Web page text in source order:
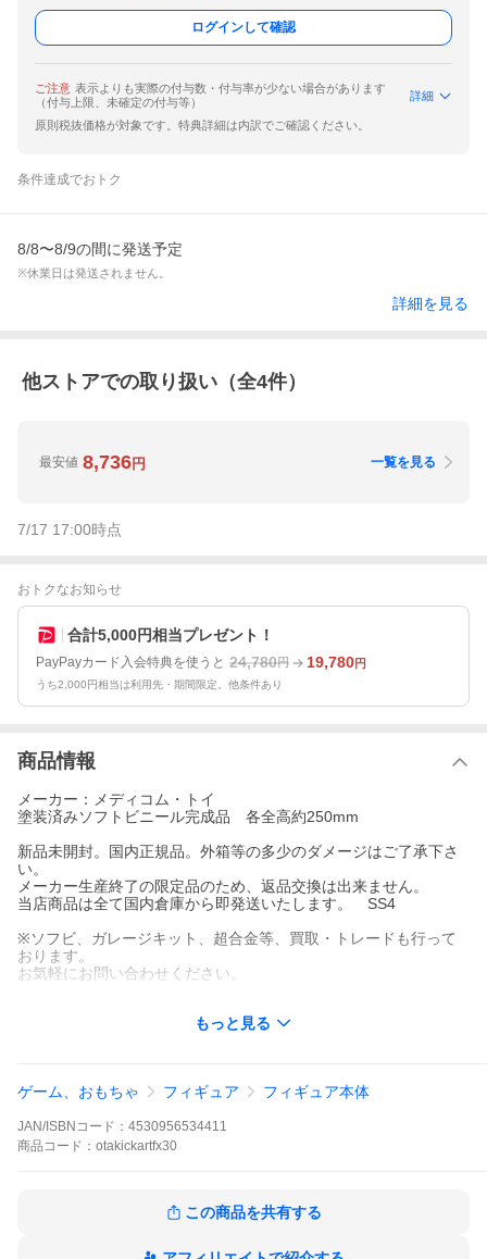
ログインして確認
ご注意 表示よりも実際の付与数・付与率が少ない場合があります
（付与上限、未確定の付与等）
詳細
原則税抜価格が対象です。特典詳細は内訳でご確認ください。
条件達成でおトク
8/8〜8/9の間に発送予定
※休業日は発送されません。
詳細を見る
他ストアでの取り扱い（全4件）
最安値 8,736円 一覧を見る
7/17 17:00時点
おトクなお知らせ
合計5,000円相当プレゼント！
PayPayカード入会特典を使うと 24,780円 19,780円
うち2,000円相当は利用先・期間限定。他条件あり
商品情報
メーカー：メディコム・トイ
塗装済みソフトビニール完成品 各全高約250mm
新品未開封。国内正規品。外箱等の多少のダメージはご了承下さ
い。
メーカー生産終了の限定品のため、返品交換は出来ません。
当店商品は全て国内倉庫から即発送いたします。 SS4
※ソフビ、ガレージキット、超合金等、買取・トレードも行って
おります。
お気軽にお問い合わせください。
もっと見る
ゲーム、おもちゃ フィギュア フィギュア本体
JAN/ISBNコード： 4530956534411
商品 コード： otakickartfx30
この商品を共有する